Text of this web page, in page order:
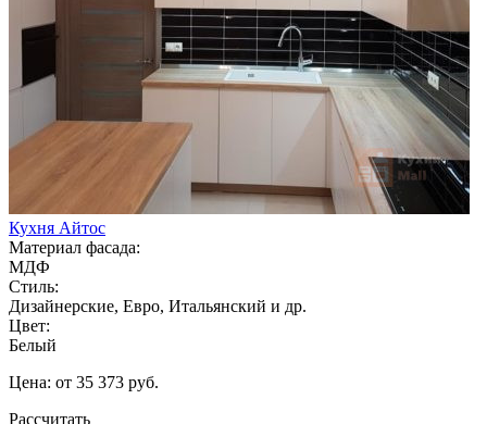
Кухня Айтос
Материал фасада:
МДФ
Стиль:
Дизайнерские, Евро, Итальянский и др.
Цвет:
Белый
Цена: от 35 373 руб.
Рассчитать